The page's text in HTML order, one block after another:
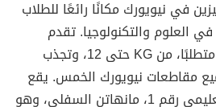
في نيويورك مكانًا رائعًا للطلاب
العلوم والتكنولوجيا. تقدم
المدرسة برنامجًا أكاديميًا متطلبًا، من KG حتى 12، وتجذب
مقاطعات نيويورك الخمس. يقع
NEST + m في الحي التعليمي رقم 1، مانهاتن السفلى، وهو